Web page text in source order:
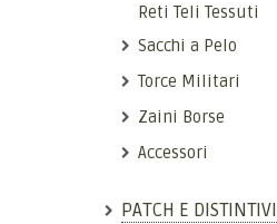
Reti Teli Tessuti
Sacchi a Pelo
Torce Militari
Zaini Borse
Accessori
PATCH E DISTINTIVI